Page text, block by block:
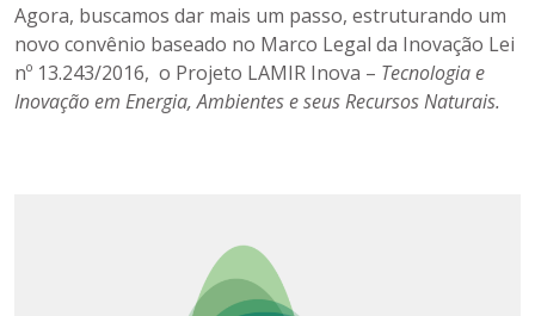
Agora, buscamos dar mais um passo, estruturando um
novo convênio baseado no Marco Legal da Inovação Lei
nº 13.243/2016, o Projeto LAMIR Inova – Tecnologia e
Inovação em Energia, Ambientes e seus Recursos Naturais.